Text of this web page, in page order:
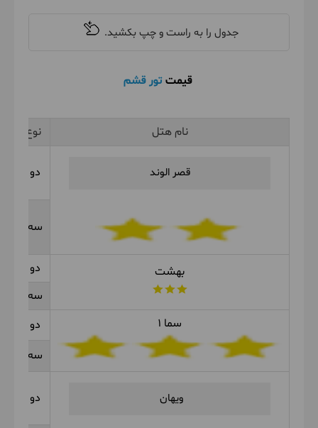
قیمتتور قشم
نام هتل نوع اتاق
قصر الوند دو تخته
سه تخته
بهشت
دو تخته
سه تخته
سما 1
دو تخته
سه تخته
ویهان دو تخته